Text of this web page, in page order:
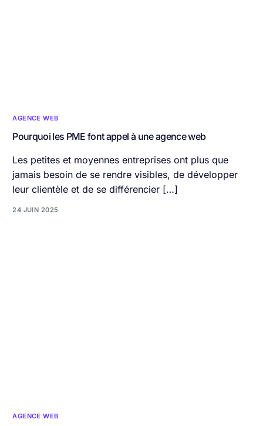
AGENCE WEB
Pourquoi les PME font appel à une agence web
Les petites et moyennes entreprises ont plus que
jamais besoin de se rendre visibles, de développer
leur clientèle et de se différencier […]
24 JUIN 2025
AGENCE WEB